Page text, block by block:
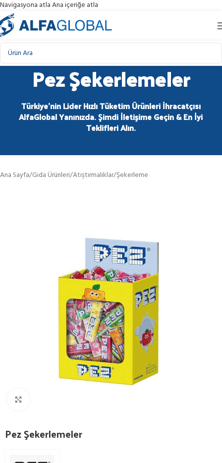
Navigasyona atlaAna içeriğe atla
Pez Şekerlemeler
Türkiye'nin Lider Hızlı Tüketim Ürünleri İhracatçısı
AlfaGlobal Yanınızda. Şimdi İletişime Geçin & En İyi
Teklifleri Alın.
Ana Sayfa/Gıda Ürünleri/Atıştırmalıklar/Şekerleme
Pez Şekerlemeler